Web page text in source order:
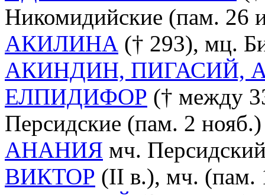
Никомидийские (пам. 26
АКИЛИНА († 293), мц.
АКИНДИН, ПИГАСИЙ,
ЕЛПИДИФОР († между
Персидские (пам. 2 нояб.)
АНАНИЯ мч.
ВИКТОР (II в.), мч. (пам.